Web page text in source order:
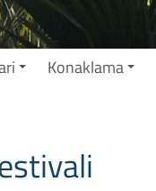
Konaklama